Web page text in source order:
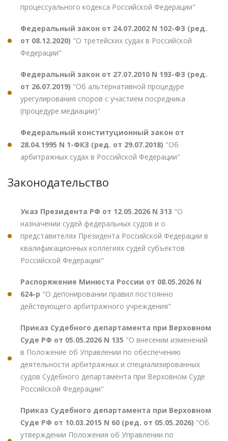
процессуального кодекса Российской Федерации"
Федеральный закон от 24.07.2002 N 102-ФЗ (ред.
от 08.12.2020) "О третейских судах в Российской
Федерации"
Федеральный закон от 27.07.2010 N 193-ФЗ (ред.
от 26.07.2019) "Об альтернативной процедуре
урегулирования споров с участием посредника
(процедуре медиации)"
Федеральный конституционный закон от
28.04.1995 N 1-ФКЗ (ред. от 29.07.2018) "Об
арбитражных судах в Российской Федерации"
Законодательство
Указ Президента РФ от 12.05.2026 N 313 "О
назначении судей федеральных судов и о
представителях Президента Российской Федерации в
квалификационных коллегиях судей субъектов
Российской Федерации"
Распоряжение Минюста России от 08.05.2026 N
624-р "О депонировании правил постоянно
действующего арбитражного учреждения"
Приказ Судебного департамента при Верховном
Суде РФ от 05.05.2026 N 135 "О внесении изменений
в Положение об Управлении по обеспечению
деятельности арбитражных и специализированных
судов Судебного департамента при Верховном Суде
Российской Федерации"
Приказ Судебного департамента при Верховном
Суде РФ от 10.03.2015 N 60 (ред. от 05.05.2026) "Об
утверждении Положения об Управлении по